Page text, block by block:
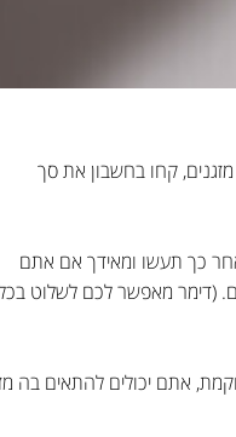
קחו בחשבון את סך
כך תעשו ומאידך אם אתם
(דימר מאפשר לכם לשלוט
אתם יכולים להתאים בה